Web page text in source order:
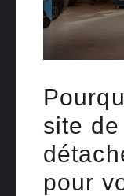
site
pour